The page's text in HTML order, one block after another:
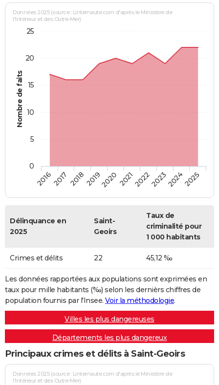
Nombre de faits
Données 2025 (source : Linternaute.com d'après le Ministère de
l'Intérieur et des Outre-Mer)
20162017 20182019202020212022202320242025
0
5
10
15
20
25
Délinquance en
2025
Saint-
Geoirs
Taux de
criminalité pour
1 000 habitants
Crimes et délits 22 45,12 ‰
Les données rapportées aux populations sont exprimées en
taux pour mille habitants (‰) selon les dernièrs chiffres de
population fournis par l'Insee. Voir la méthodologie.
Villes les plus dangereuses
Départements les plus dangereux
Principaux crimes et délits à Saint-Geoirs
Données 2025 (source : Linternaute.com d'après le Ministère de
l'Intérieur et des Outre-Mer)